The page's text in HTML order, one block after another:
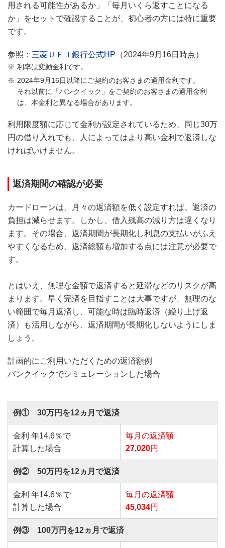
用される可能性があるか」「毎月いくら返すことになる
か」をセットで確認することが、初心者の方には特に重要
です。
参照： 三菱ＵＦＪ銀行公式HP （2024年9月16日時点）
利率は変動金利です。
2024年9月16日以降にご契約のお客さまの適用金利です。
それ以前に「バンクイック」をご契約のお客さまの適用金利
は、本金利と異なる場合があります。
利用限度額に応じて金利が設定されているため、同じ30万
円の借り入れでも、人によってはより高い金利で返済しな
ければいけません。
返済期間の確認が必要
カードローンは、月々の返済額を低く設定すれば、返済の
負担は減らせます。しかし、借入残高の減り方は遅くなり
ます。その場合、返済期間が長期化し利息の支払いがふえ
やすくなるため、返済総額も増加する点には注意が必要で
す。
とはいえ、無理な金額で返済すると延滞などのリスクが高
まります。早く完済を目指すことは大事ですが、無理のな
い範囲で毎月返済し、可能な時は臨時返済（繰り上げ返
済）も活用しながら、返済期間が長期化しないようにしま
しょう。
計画的にご利用いただくための返済額例
バンクイックでシミュレーションした場合
例① 30万円を12ヵ月で返済
金利 年14.6％で
計算した場合
毎月の返済額
27,020円
例② 50万円を12ヵ月で返済
金利 年14.6％で
計算した場合
毎月の返済額
45,034円
例③ 100万円を12ヵ月で返済